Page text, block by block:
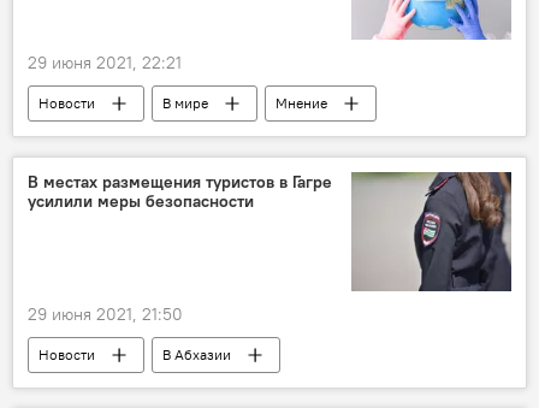
29 июня 2021, 22:21
Новости В мире
Мнение
Мировая пандемия коронавируса COVID-19
В местах размещения туристов в Гагре
усилили меры безопасности
29 июня 2021, 21:50
Новости В Абхазии